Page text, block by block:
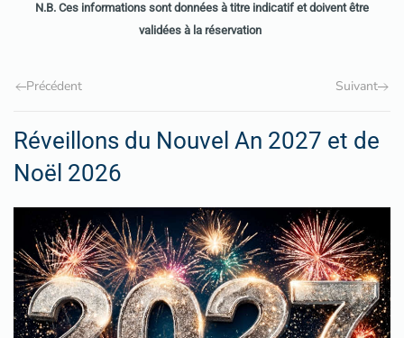
N.B. Ces informations sont données à titre indicatif et doivent être
validées à la réservation
Précédent Suivant
Réveillons du Nouvel An 2027 et de
Noël 2026